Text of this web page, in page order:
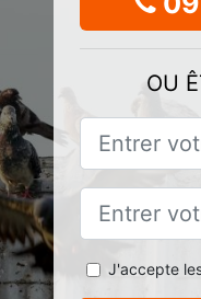
OU
J'accepte